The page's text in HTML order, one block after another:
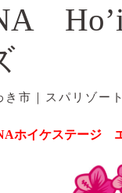
き市｜スパリゾー
ホイケステージ